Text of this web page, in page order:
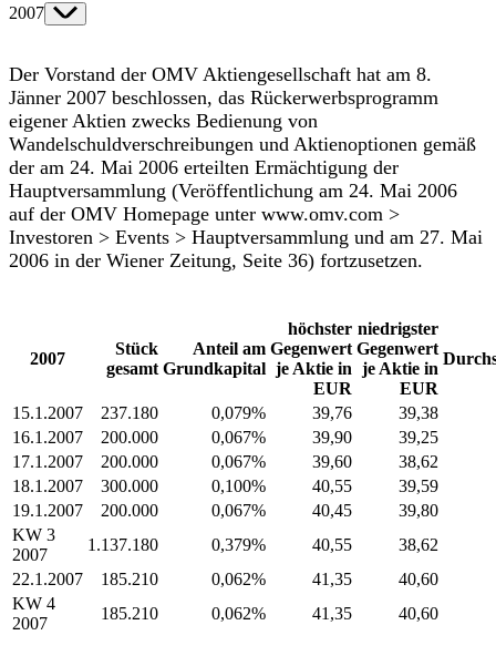
2007
Der Vorstand der OMV Aktiengesellschaft hat am 8.
Jänner 2007 beschlossen, das Rückerwerbsprogramm
eigener Aktien zwecks Bedienung von
Wandelschuldverschreibungen und Aktienoptionen gemäß
der am 24. Mai 2006 erteilten Ermächtigung der
Hauptversammlung (Veröffentlichung am 24. Mai 2006
auf der OMV Homepage unter www.omv.com >
Investoren > Events > Hauptversammlung und am 27. Mai
2006 in der Wiener Zeitung, Seite 36) fortzusetzen.
2007
Stück
gesamt
Anteil am
Grundkapital
höchster
Gegenwert
je Aktie in
EUR
niedrigster
Gegenwert
je Aktie in
EUR
15.1.2007 237.180 0,079% 39,76
39,38
16.1.2007
200.000 0,067% 39,90
39,25
17.1.2007
200.000 0,067% 39,60
38,62
18.1.2007
300.000 0,100% 40,55
39,59
19.1.2007
200.000 0,067% 40,45
39,80
KW 3
2007
1.137.180 0,379% 40,55
38,62
22.1.2007
185.210 0,062% 41,35
40,60
KW 4
2007
185.210 0,062% 41,35 40,60